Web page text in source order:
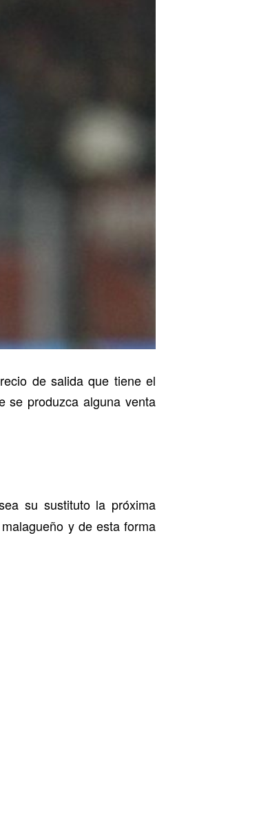
de salida que tiene el
se produzca alguna venta
su sustituto la próxima
y de esta forma